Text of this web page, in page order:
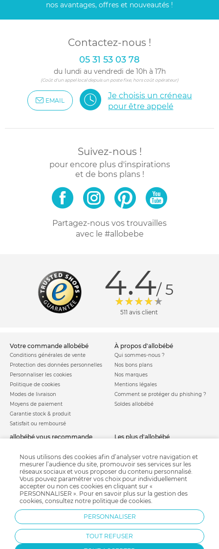
nos avantages, offres et nouveautés !
Contactez-nous !
05 31 53 03 78
du lundi au vendredi de 10h à 17h
(Coût d'un appel local depuis un poste fixe, hors coût opérateur)
EMAIL
Je choisis un créneau
pour être appelé
Suivez-nous !
pour encore plus d'inspirations
et de bons plans !
Partagez-nous vos trouvailles
avec le #allobebe
4.4/ 5
511 avis client
votre commande allobébé
Conditions générales de vente
Protection des données personnelles
Personnaliser les cookies
Politique de cookies
Modes de livraison
Moyens de paiement
Garantie stock & produit
Satisfait ou remboursé
à propos d'allobébé
Qui sommes-nous ?
Nos bons plans
Nos marques
Mentions légales
Comment se protéger du phishing ?
Soldes allobébé
allobébé vous recommande
Nos labels
Nos licences
Besoin d'aide ?
FAQ
les plus d'allobébé
Infos conseils
Jeux concours
Valise de maternité
Parrainage
Paiement sécurisé
Charte qualité
Nous utilisons des cookies afin d’analyser votre navigation et
mesurer l’audience du site, promouvoir ses services sur les
réseaux sociaux et vous proposer du contenu personnalisé.
Vous pouvez paramétrer vos choix pour individuellement
accepter ou non ces cookies en cliquant sur «
PERSONNALISER ». Pour en savoir plus sur la gestion des
cookies, consultez notre politique de cookies.
PERSONNALISER
TOUT REFUSER